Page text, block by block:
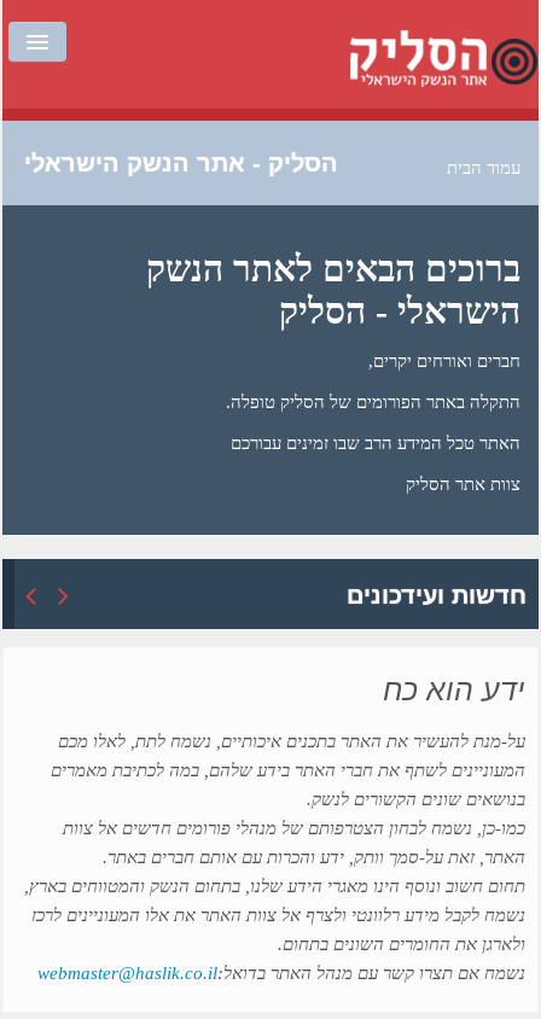
המטווחים
צור קשר
הסליק - אתר הנשק הישראלי עמוד הבית
ברוכים הבאים לאתר הנשק
הישראלי - הסליק
חברים ואורחים יקרים,
התקלה באתר הפורומים של הסליק טופלה.
האתר טכל המידע הרב שבו זמינים עבורכם
צוות אתר הסליק
חדשות ועידכונים
ידע הוא כח
על-מנת להעשיר את האתר בתכנים איכותיים, נשמח לתת, לאלו מכם
המעוניינים לשתף את חברי האתר בידע שלהם, במה לכתיבת מאמרים
בנושאים שונים הקשורים לנשק.
כמו-כן, נשמח לבחון הצטרפותם של מנהלי פורומים חדשים אל צוות
האתר, זאת על-סמך וותק, ידע והכרות עם אותם חברים באתר.
תחום חשוב ונוסף הינו מאגרי הידע שלנו, בתחום הנשק והמטווחים בארץ,
נשמח לקבל מידע רלוונטי ולצרף אל צוות האתר את אלו המעוניינים לרכז
ולארגן את החומרים השונים בתחום.
נשמח אם תצרו קשר עם מנהל האתר בדואל:webmaster@haslik.co.il